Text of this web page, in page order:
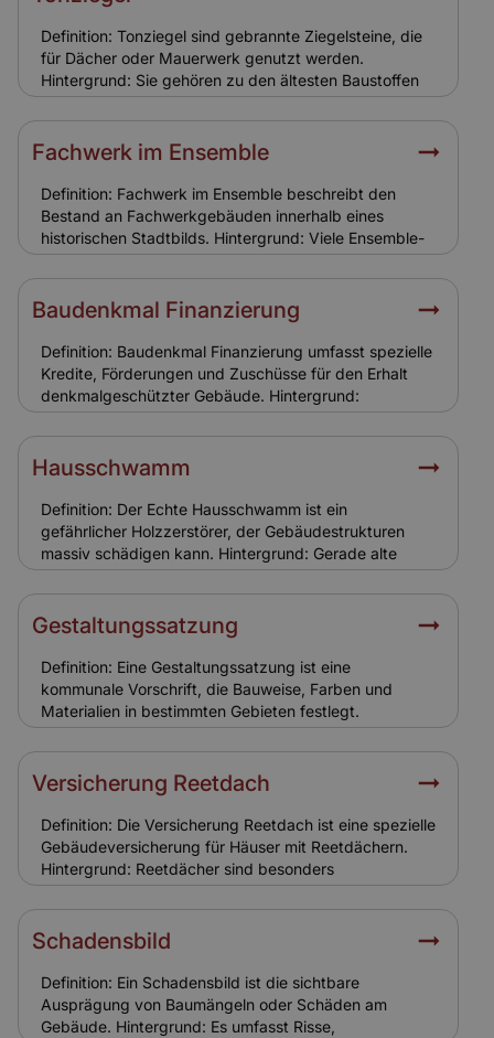
Versicherung: Standardpolicen greifen oft nicht. Eine
spezielle Leerstandsversicherung ist notwendig, um
Schutzlücken zu vermeiden.
Definition: Tonziegel sind gebrannte Ziegelsteine, die
für Dächer oder Mauerwerk genutzt werden.
Hintergrund: Sie gehören zu den ältesten Baustoffen
und sind in vielen Ensemble-Gebäuden verbaut.
Tonziegel sind robust, aber witterungsanfällig und
benötigen regelmäßige Wartung. Relevanz für
Tonziegeln sind in der Gebäudeversicherung
enthalten. Eine realistische Versicherungssumme ist
entscheidend.
Fachwerk im Ensemble
Definition: Fachwerk im Ensemble beschreibt den
Bestand an Fachwerkgebäuden innerhalb eines
historischen Stadtbilds. Hintergrund: Viele Ensemble-
Gebiete bestehen aus Fachwerkhäusern. Ihr Erhalt ist
für das Gesamtbild entscheidend, weshalb
Sanierungen nur nach strengen Vorgaben möglich
sind. Relevanz für Versicherung: Die Bauweise
erfordert spezielle Versicherungslösungen, da
Fachwerk anfälliger für Feuchtigkeit und
Schädlingsbefall ist.
Baudenkmal Finanzierung
Definition: Baudenkmal Finanzierung umfasst spezielle
Kredite, Förderungen und Zuschüsse für den Erhalt
denkmalgeschützter Gebäude. Hintergrund:
Sanierungen von Ensemble- und Baudenkmälern sind
kostenintensiv. Öffentliche Förderungen und
steuerliche Vorteile helfen Eigentümern bei der
Erhaltungsaufwand. Relevanz für Versicherung: Eine
solide Finanzierung stellt sicher, dass Sanierungen
fachgerecht erfolgen. Für Versicherungen bedeutet
dies eine geringere Schadenanfälligkeit und
realistische Versicherungssummen.
Hausschwamm
Definition: Der Echte Hausschwamm ist ein
gefährlicher Holzzerstörer, der Gebäudestrukturen
massiv schädigen kann. Hintergrund: Gerade alte
Holzkonstruktionen in Ensemble-Gebäuden sind
gefährdet. Der Pilz breitet sich unbemerkt aus und
verursacht hohe Sanierungskosten. Relevanz für
Versicherung: Schäden durch Hausschwamm sind
meist nicht versichert, da sie als
Instandhaltungsproblem gelten. Eigentümer müssen
hier selbst vorsorgen.
Gestaltungssatzung
Definition: Eine Gestaltungssatzung ist eine
kommunale Vorschrift, die Bauweise, Farben und
Materialien in bestimmten Gebieten festlegt.
Hintergrund: In Ensemble- oder Altstadtbereichen
dient sie dazu, das Ortsbild zu bewahren. Eigentümer
müssen sich bei Sanierungen und Neubauten daran
halten. Relevanz für Versicherung:
Gestaltungssatzungen führen zu höheren
Sanierungskosten. Versicherungen berücksichtigen
diese Auflagen bei der Kalkulation.
Versicherung Reetdach
Definition: Die Versicherung Reetdach ist eine spezielle
Gebäudeversicherung für Häuser mit Reetdächern.
Hintergrund: Reetdächer sind besonders
brandgefährdet und erfordern spezielle
Versicherungsbedingungen. Sie sind typisch für
historische Ensemble-Gebäude in Norddeutschland.
Reetdachversicherung ist notwendig, da
Standardgebäudeversicherungen oft keinen Schutz
bieten.
Schadensbild
Definition: Ein Schadensbild ist die sichtbare
Ausprägung von Baumängeln oder Schäden am
Gebäude. Hintergrund: Es umfasst Risse,